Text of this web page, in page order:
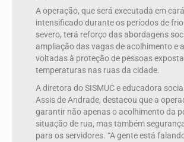
A operação, que será executada em
intensificado durante os períodos de
severo, terá reforço das abordagens
ampliação das vagas de acolhimento e
voltadas à proteção de pessoas
temperaturas nas ruas da cidade.
A diretora do SISMUC e educadora
Assis de Andrade, destacou que a
garantir não apenas o acolhimento da
situação de rua, mas também
para os servidores. “A gente está